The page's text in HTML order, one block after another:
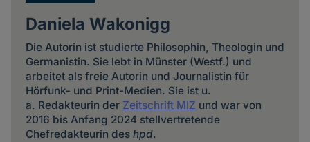
Daniela Wakonigg
Die Autorin ist studierte Philosophin, Theologin und
Germanistin. Sie lebt in Münster (Westf.) und
arbeitet als freie Autorin und Journalistin für
Hörfunk- und Print-Medien. Sie ist u.
a. Redakteurin der Zeitschrift MIZ und war von
2016 bis Anfang 2024 stellvertretende
Chefredakteurin des hpd.